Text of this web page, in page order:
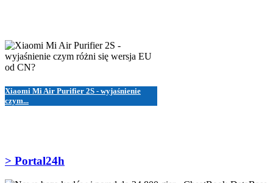
Xiaomi Mi Air Purifier 2S - wyjaśnienie
czym...
> Portal24h